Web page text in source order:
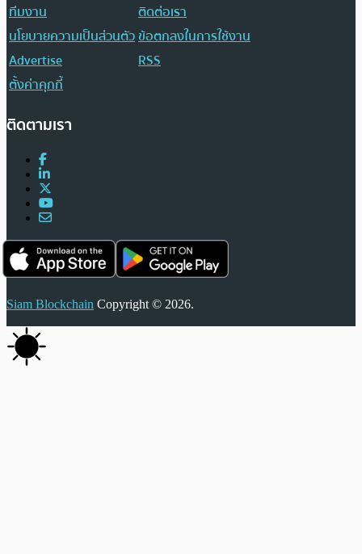
ทีมงาน
ติดต่อเรา
นโยบายความเป็นส่วนตัวข้อตกลงในการใช้งาน
Advertise
RSS
ตั้งค่าคุกกี้
ติดตามเรา
Siam Blockchain Copyright © 2026.